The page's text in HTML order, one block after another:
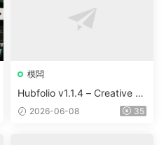
模闆
Hubfolio v1.1.4 – Creative P
ortfolio & Digital Agency Wo
2026-06-08 35